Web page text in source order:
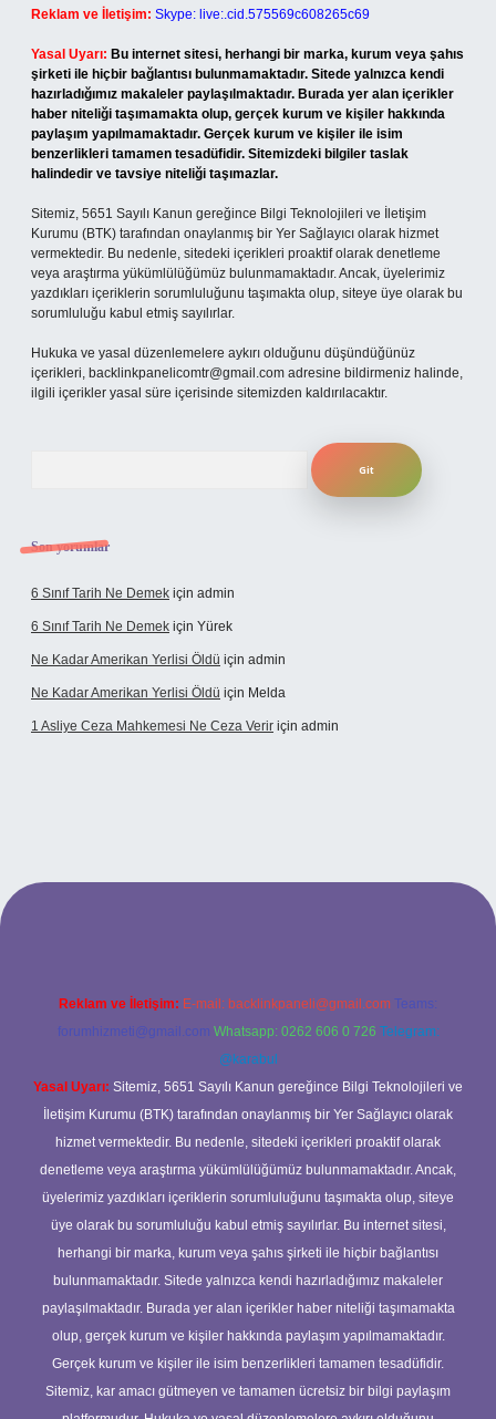
Reklam ve İletişim: Skype: live:.cid.575569c608265c69
Yasal Uyarı: Bu internet sitesi, herhangi bir marka, kurum veya şahıs
şirketi ile hiçbir bağlantısı bulunmamaktadır. Sitede yalnızca kendi
hazırladığımız makaleler paylaşılmaktadır. Burada yer alan içerikler
haber niteliği taşımamakta olup, gerçek kurum ve kişiler hakkında
paylaşım yapılmamaktadır. Gerçek kurum ve kişiler ile isim
benzerlikleri tamamen tesadüfidir. Sitemizdeki bilgiler taslak
halindedir ve tavsiye niteliği taşımazlar.
Sitemiz, 5651 Sayılı Kanun gereğince Bilgi Teknolojileri ve İletişim
Kurumu (BTK) tarafından onaylanmış bir Yer Sağlayıcı olarak hizmet
vermektedir. Bu nedenle, sitedeki içerikleri proaktif olarak denetleme
veya araştırma yükümlülüğümüz bulunmamaktadır. Ancak, üyelerimiz
yazdıkları içeriklerin sorumluluğunu taşımakta olup, siteye üye olarak bu
sorumluluğu kabul etmiş sayılırlar.
Hukuka ve yasal düzenlemelere aykırı olduğunu düşündüğünüz
içerikleri, backlinkpanelicomtr@gmail.com adresine bildirmeniz halinde,
ilgili içerikler yasal süre içerisinde sitemizden kaldırılacaktır.
Son yorumlar
6 Sınıf Tarih Ne Demek için admin
6 Sınıf Tarih Ne Demek için Yürek
Ne Kadar Amerikan Yerlisi Öldü için admin
Ne Kadar Amerikan Yerlisi Öldü için Melda
1 Asliye Ceza Mahkemesi Ne Ceza Verir için admin
Reklam ve İletişim: E-mail: backlinkpaneli@gmail.com Teams:
forumhizmeti@gmail.com Whatsapp: 0262 606 0 726 Telegram:
@karabul
Yasal Uyarı: Sitemiz, 5651 Sayılı Kanun gereğince Bilgi Teknolojileri ve
İletişim Kurumu (BTK) tarafından onaylanmış bir Yer Sağlayıcı olarak
hizmet vermektedir. Bu nedenle, sitedeki içerikleri proaktif olarak
denetleme veya araştırma yükümlülüğümüz bulunmamaktadır. Ancak,
üyelerimiz yazdıkları içeriklerin sorumluluğunu taşımakta olup, siteye
üye olarak bu sorumluluğu kabul etmiş sayılırlar. Bu internet sitesi,
herhangi bir marka, kurum veya şahıs şirketi ile hiçbir bağlantısı
bulunmamaktadır. Sitede yalnızca kendi hazırladığımız makaleler
paylaşılmaktadır. Burada yer alan içerikler haber niteliği taşımamakta
olup, gerçek kurum ve kişiler hakkında paylaşım yapılmamaktadır.
Gerçek kurum ve kişiler ile isim benzerlikleri tamamen tesadüfidir.
Sitemiz, kar amacı gütmeyen ve tamamen ücretsiz bir bilgi paylaşım